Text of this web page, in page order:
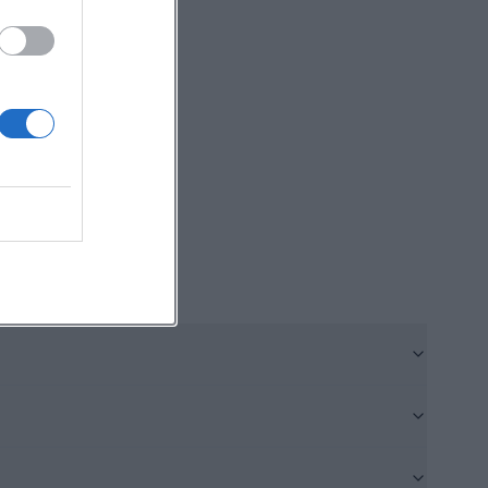
und
Haus nicht
altes-
16:35 Uhr
das Alte
der
Markt